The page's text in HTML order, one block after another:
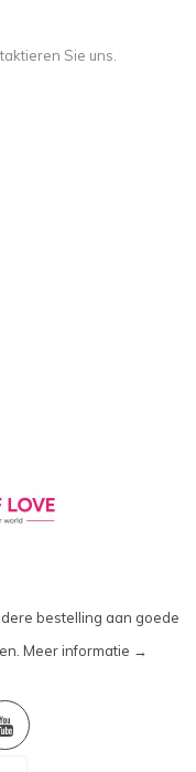
Sie uns.
bestelling aan goede
Meer informatie →